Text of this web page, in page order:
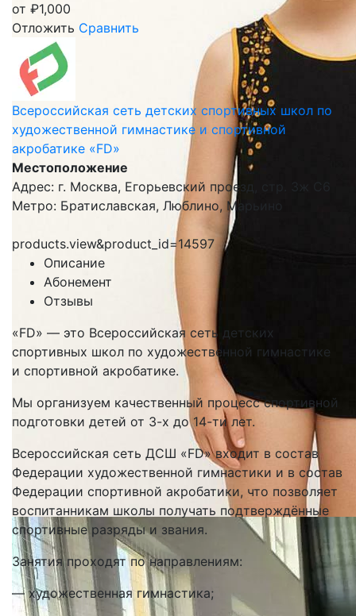
от ₽1,000
Отложить Сравнить
Всероссийская сеть детских спортивных школ по
художественной гимнастике и спортивной
акробатике «FD»
Местоположение
Адрес: г. Москва, Егорьевский проезд, стр. 3ж С6
Метро: Братиславская, Люблино, Марьино
products.view&product_id=14597
Описание
Абонемент
Отзывы
«FD» — это Всероссийская сеть детских
спортивных школ по художественной гимнастике
и спортивной акробатике.
Мы организуем качественный процесс спортивной
подготовки детей от 3-х до 14-ти лет.
Всероссийская сеть ДСШ «FD» входит в состав
Федерации художественной гимнастики и в состав
Федерации спортивной акробатики, что позволяет
воспитанникам школы получать подтверждённые
спортивные разряды и звания.
Занятия проходят по направлениям:
— художественная гимнастика;